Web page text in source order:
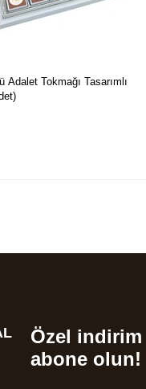
Adalet Tokmağı Tasarımlı
Özel indirim
abone olun!